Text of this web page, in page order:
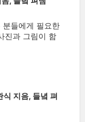
들에게 필요한
진과 그림이 함
지음, 들녘 펴